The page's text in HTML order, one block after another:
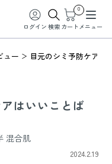
ログイン 検索
0
カート メニュー
ュー 目元のシミ予防ケアは
はいいことば
混合肌
2024.2.19